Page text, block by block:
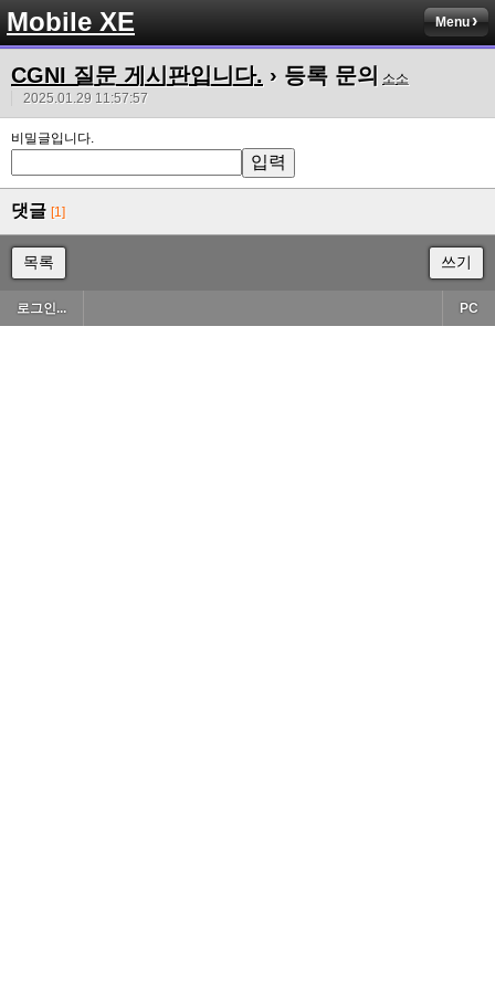
Mobile XE Menu
CGNI 질문 게시판입니다. › 등록 문의
소소
2025.01.29 11:57:57
비밀글입니다.
댓글 [1]
목록 쓰기
로그인... PC